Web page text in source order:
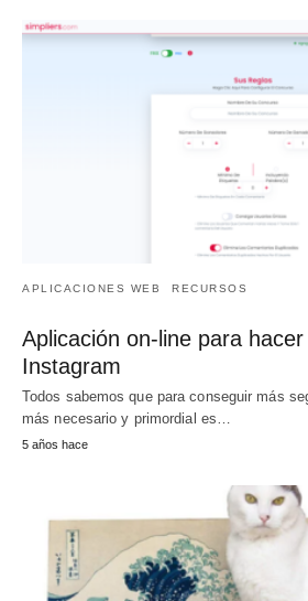
APLICACIONES WEB RECURSOS
Aplicación on-line para
Instagram
Todos sabemos que para conseguir más
más necesario y primordial es…
5 años hace